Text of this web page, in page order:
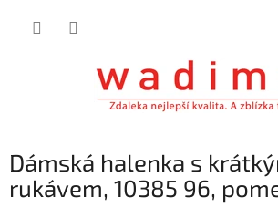
Dámská halenka s
rukávem, 10385 96,